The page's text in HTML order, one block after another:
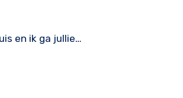
en ik ga jullie…